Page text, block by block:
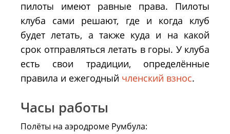
пилоты имеют равные права. Пилоты
клуба сами решают, где и когда клуб
будет летать, а также куда и на какой
срок отправляться летать в горы. У клуба
есть свои традиции, определённые
правила и ежегодный членский взнос.
Часы работы
Полёты на аэродроме Румбула: